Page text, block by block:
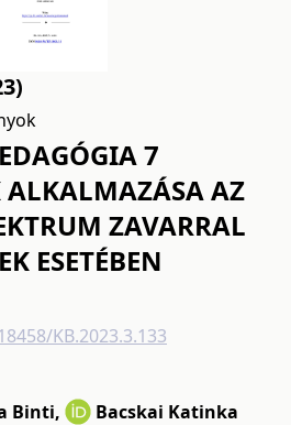
7
ALKALMAZÁSA AZ
ZAVARRAL
ESETÉBEN
KB.2023.3.133
Binti, Bacskai Katinka